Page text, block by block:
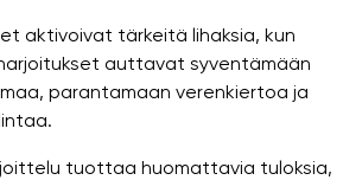
aktivoivat tärkeitä lihaksia, kun
auttavat syventämään
parantamaan verenkiertoa ja
tuottaa huomattavia tuloksia,